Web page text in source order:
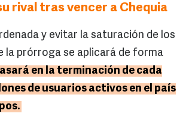
rival tras vencer a Chequia
y evitar la saturación de los
la prórroga se aplicará de forma
en la terminación de cada
de usuarios activos en el país